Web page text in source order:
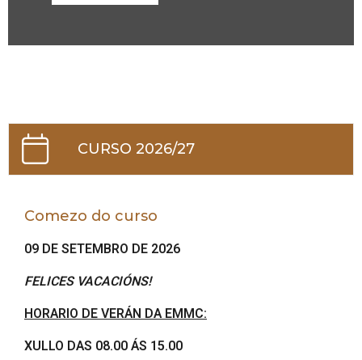
CURSO 2026/27
Comezo do curso
09 DE SETEMBRO DE 2026
FELICES VACACIÓNS!
HORARIO DE VERÁN DA EMMC:
XULLO DAS 08.00 ÁS 15.00